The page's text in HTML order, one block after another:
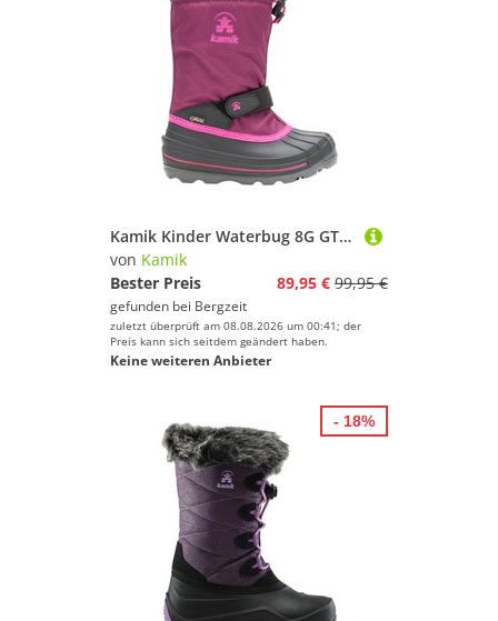
Kamik Kinder Waterbug 8G GTX Winterstiefel
von Kamik
Bester Preis
89,95 € 99,95 €
gefunden bei Bergzeit
zuletzt überprüft am 08.08.2026 um 00:41; der
Preis kann sich seitdem geändert haben.
Keine weiteren Anbieter
- 18%